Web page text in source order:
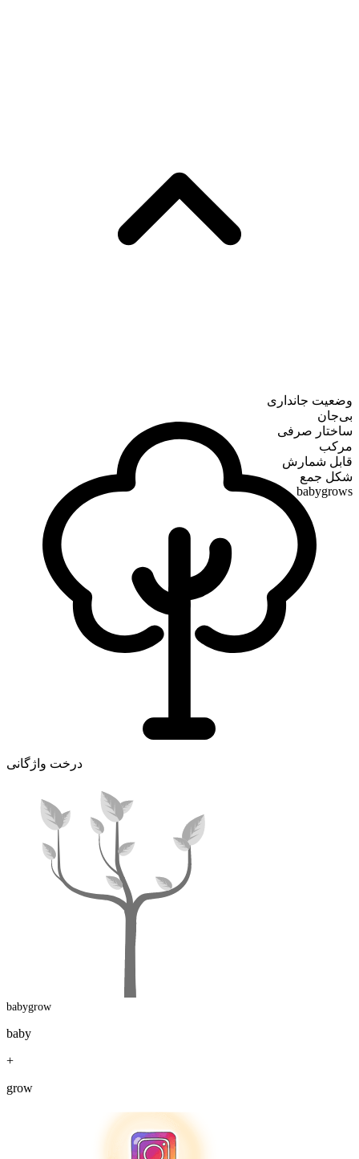
وضعیت جانداری
بی‌جان
ساختار صرفی
مرکب
قابل شمارش
شکل جمع
babygrows
درخت واژگانی
babygrow
baby
+
grow